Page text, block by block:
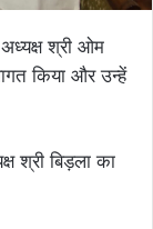
श्री ओम
किया और उन्हें